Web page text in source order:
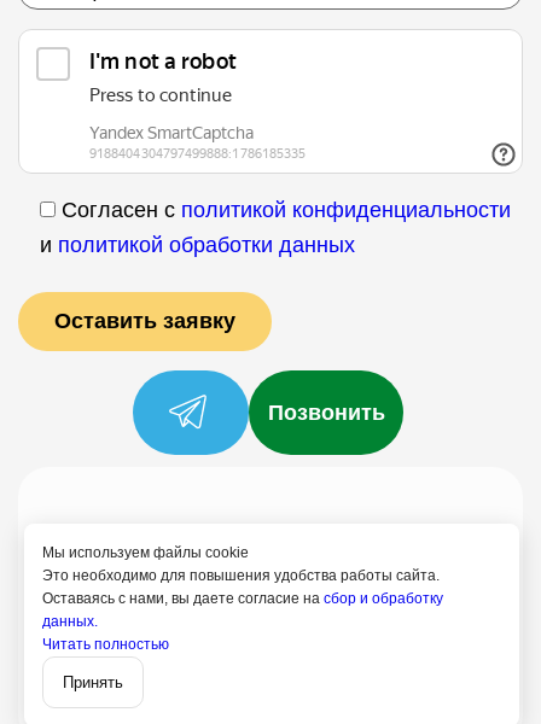
Согласен с политикой конфиденциальности
и политикой обработки данных
Мы используем файлы cookie
Это необходимо для повышения удобства работы сайта.
Оставаясь с нами, вы даете согласие на сбор и обработку
данных.
Читать полностью
Принять
Позвонить
Политика конфиденциальности
Согласие на обработку
+7 (958) 795-61-54
Путилково